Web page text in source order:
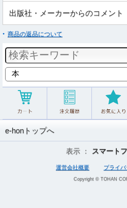
出版社・メーカーからのコメント
商品の返品について
e-honトップへ
表示 ： スマート
運営会社概要 プライ
Copyright © TOHAN